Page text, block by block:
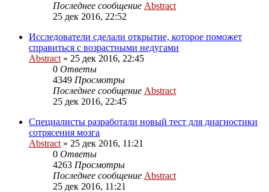
Последнее сообщение Abstract
25 дек 2016, 22:52
Исследователи сделали открытие, которое поможет
справиться с возрастными недугами
Abstract » 25 дек 2016, 22:45
0 Ответы
4349 Просмотры
Последнее сообщение Abstract
25 дек 2016, 22:45
Специалисты разработали новый тест для диагностики
сотрясения мозга
Abstract » 25 дек 2016, 11:21
0 Ответы
4263 Просмотры
Последнее сообщение Abstract
25 дек 2016, 11:21